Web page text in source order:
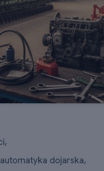
dojarska,